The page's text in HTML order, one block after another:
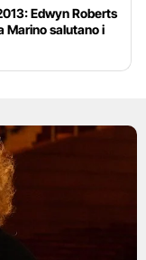
Edwyn Roberts
Marino salutano i